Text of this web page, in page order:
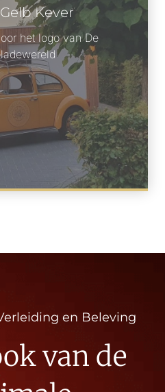
Kever
het logo van De
en Beleving
van de